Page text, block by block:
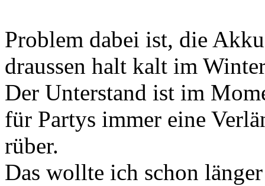
Problem dabei ist, die
draussen halt kalt im
Der Unterstand ist im
für Partys immer eine
rüber.
Das wollte ich schon